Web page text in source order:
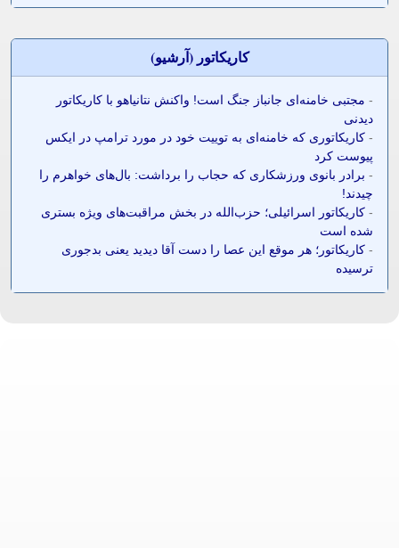
کاريکاتور (آرشيو)
- مجتبی خامنه‌ای جانباز جنگ است! واکنش نتانیاهو با کاریکاتور
دیدنی
- کاریکاتوری که خامنه‌ای به توییت خود در مورد ترامپ در ایکس
پیوست کرد
- برادر بانوی ورزشکاری که حجاب را برداشت: بال‌های خواهرم را
چیدند!
- کاریکاتور اسرائیلی؛ حزب‌الله در بخش مراقبت‌های ویژه بستری
شده است
- کاریکاتور؛ هر موقع این عصا را دست آقا دیدید یعنی بدجوری
ترسیده